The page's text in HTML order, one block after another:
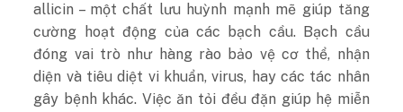
allicin – một chất lưu huỳnh mạnh mẽ giúp tăng
cường hoạt động của các bạch cầu. Bạch cầu
đóng vai trò như hàng rào bảo vệ cơ thể, nhận
diện và tiêu diệt vi khuẩn, virus, hay các tác nhân
gây bệnh khác. Việc ăn tỏi đều đặn giúp hệ miễn